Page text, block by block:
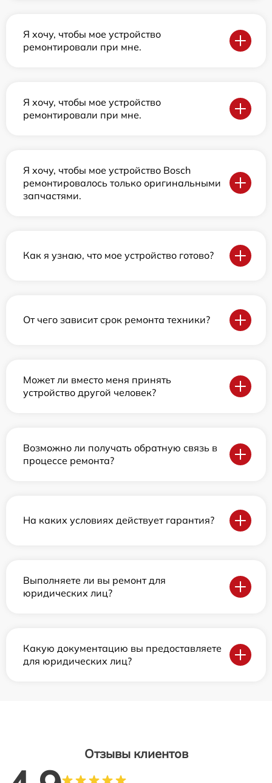
Я хочу, чтобы мое устройство
ремонтировали при мне.
Я хочу, чтобы мое устройство
ремонтировали при мне.
Я хочу, чтобы мое устройство Bosch
ремонтировалось только оригинальными
запчастями.
Как я узнаю, что мое устройство готово?
От чего зависит срок ремонта техники?
Может ли вместо меня принять
устройство другой человек?
Возможно ли получать обратную связь в
процессе ремонта?
На каких условиях действует гарантия?
Выполняете ли вы ремонт для
юридических лиц?
Какую документацию вы предоставляете
для юридических лиц?
Отзывы клиентов